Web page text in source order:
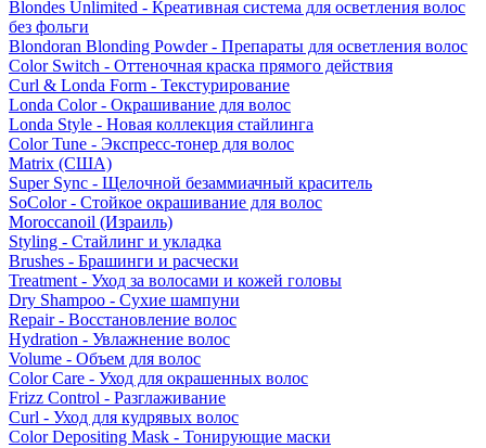
Blondes Unlimited - Креативная система для осветления волос
без фольги
Blondoran Blonding Powder - Препараты для осветления волос
Color Switch - Оттеночная краска прямого действия
Curl & Londa Form - Текстурирование
Londa Color - Окрашивание для волос
Londa Style - Новая коллекция стайлинга
Color Tune - Экспресс-тонер для волос
Matrix (США)
Super Sync - Щелочной безаммиачный краситель
SoColor - Стойкое окрашивание для волос
Moroccanoil (Израиль)
Styling - Стайлинг и укладка
Brushes - Брашинги и расчески
Treatment - Уход за волосами и кожей головы
Dry Shampoo - Сухие шампуни
Repair - Восстановление волос
Hydration - Увлажнение волос
Volume - Объем для волос
Color Care - Уход для окрашенных волос
Frizz Control - Разглаживание
Curl - Уход для кудрявых волос
Color Depositing Mask - Тонирующие маски